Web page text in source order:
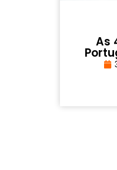
As